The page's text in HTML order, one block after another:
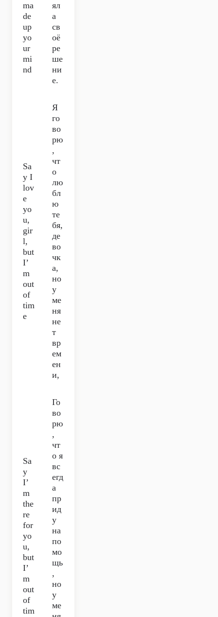
ma
de
up
yo
ur
mi
nd
ял
а
св
оё
ре
ше
ни
е.
Sa
y I
lov
e
yo
u,
gir
l,
but
I’
m
out
of
tim
e
Я
го
во
рю
,
чт
о
лю
бл
ю
те
бя,
де
во
чк
а,
но
у
ме
ня
не
т
вр
ем
ен
и,
Sa
y
I’
m
the
re
for
yo
u,
but
I’
m
out
of
tim
Го
во
рю
,
чт
о я
вс
егд
а
пр
ид
у
на
по
мо
щь
,
но
у
ме